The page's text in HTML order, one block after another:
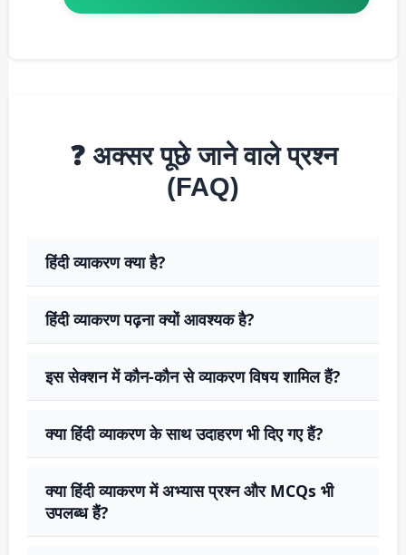
❓ अक्सर पूछे जाने वाले प्रश्न
(FAQ)
हिंदी व्याकरण क्या है?
हिंदी व्याकरण पढ़ना क्यों आवश्यक है?
इस सेक्शन में कौन-कौन से व्याकरण विषय शामिल हैं?
क्या हिंदी व्याकरण के साथ उदाहरण भी दिए गए हैं?
क्या हिंदी व्याकरण में अभ्यास प्रश्न और MCQs भी
उपलब्ध हैं?